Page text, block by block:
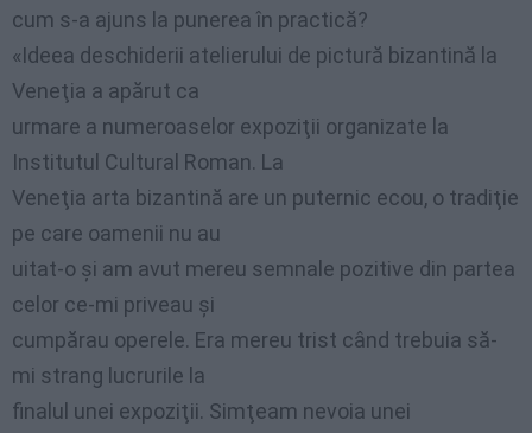
cum s-a ajuns la punerea în practică?
«Ideea deschiderii atelierului de pictură bizantină la
Veneţia a apărut ca
urmare a numeroaselor expoziţii organizate la
Institutul Cultural Roman. La
Veneţia arta bizantină are un puternic ecou, o tradiţie
pe care oamenii nu au
uitat-o şi am avut mereu semnale pozitive din partea
celor ce-mi priveau şi
cumpărau operele. Era mereu trist când trebuia să-
mi strang lucrurile la
finalul unei expoziţii. Simţeam nevoia unei